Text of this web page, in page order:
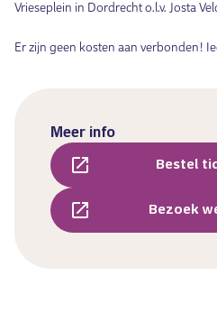
Vrieseplein in Dordrecht o.l.v. Josta
Er zijn geen kosten aan verbonden!
Meer info
Bestel
Bezoek